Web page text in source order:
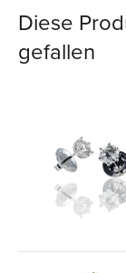
Diese
gefallen